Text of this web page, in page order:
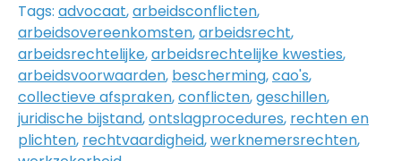
Tags: advocaat,arbeidsconflicten,
arbeidsovereenkomsten,arbeidsrecht,
arbeidsrechtelijke,arbeidsrechtelijke kwesties,
arbeidsvoorwaarden, bescherming,cao's,
collectieve afspraken,conflicten,geschillen,
juridische bijstand,ontslagprocedures, rechten en
plichten, rechtvaardigheid,werknemersrechten,